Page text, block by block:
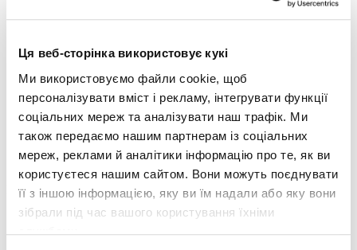
Ця веб-сторінка використовує кукі
Ми використовуємо файли cookie, щоб
персоналізувати вміст і рекламу, інтегрувати функції
соціальних мереж та аналізувати наш трафік. Ми
також передаємо нашим партнерам із соціальних
мереж, реклами й аналітики інформацію про те, як ви
користуєтеся нашим сайтом. Вони можуть поєднувати
її з іншою інформацією, яку ви їм надали або яку вони
зібрали під час вашого користування їхніми
службами.
sk
Вакансії
Для компаній
Блог
Ми з радістю проконсультуємо вас
+421 918 783 106